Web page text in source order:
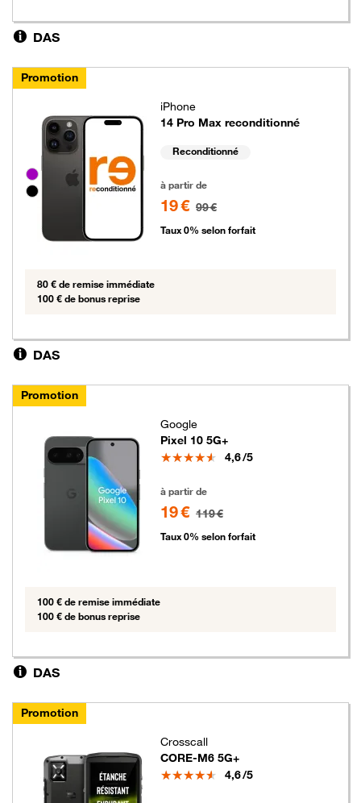
DAS
Promotion
Groupe de couleurs disponibles non sélectionnables
iPhone
14 Pro Max reconditionné
Reconditionné
à partir de
19 € 99 €
Taux 0% selon forfait
80 € de remise immédiate
100 € de bonus reprise
DAS
Promotion
Google
Pixel 10 5G+
Note
4,6/5
à partir de
19 € 119 €
Taux 0% selon forfait
100 € de remise immédiate
100 € de bonus reprise
DAS
Promotion
Crosscall
CORE-M6 5G+
Note
4,6/5